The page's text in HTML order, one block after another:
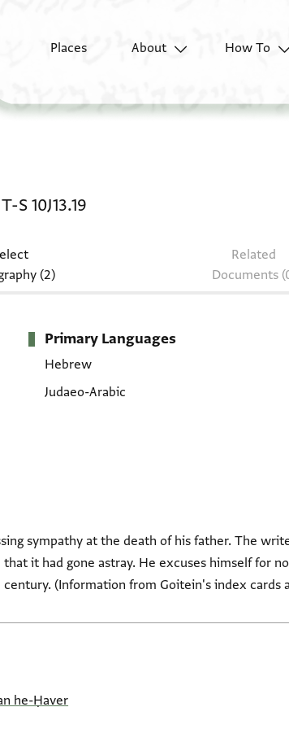
Places About
How To
T-S 10J13.19
(2)
Related
Documents
Primary Languages
Hebrew
Judaeo-Arabic
sympathy at the death of his father. The
it had gone astray. He excuses himself for
(Information from Goitein's index cards
he-Ḥaver